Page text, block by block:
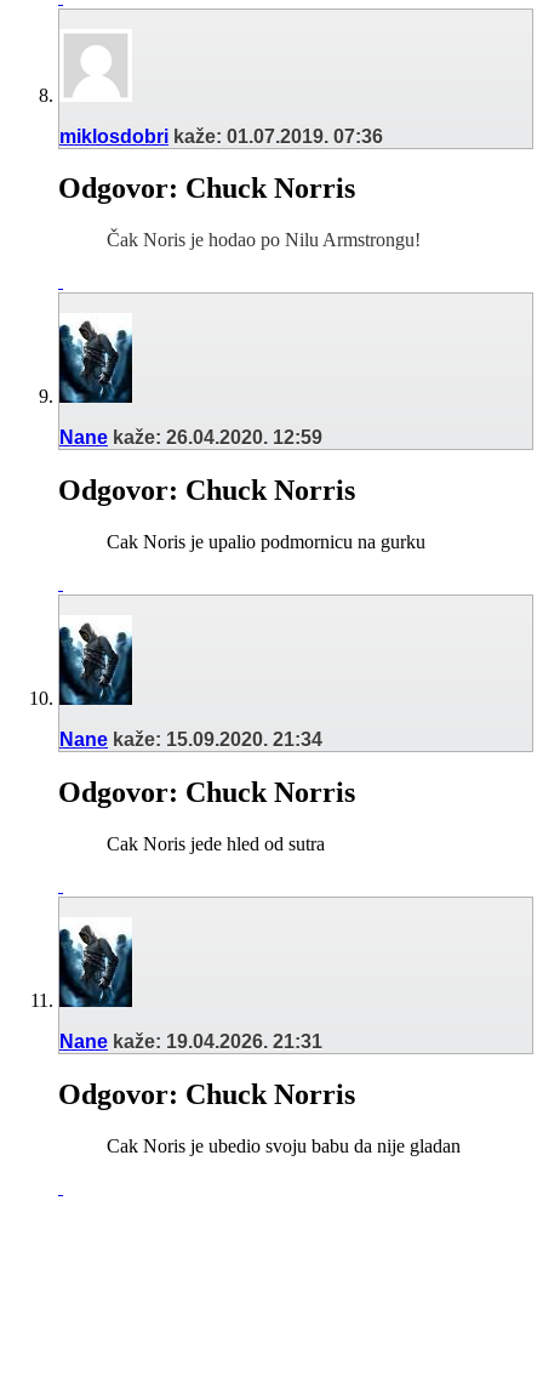
miklosdobri kaže: 01.07.2019. 07:36
Odgovor: Chuck Norris
Čak Noris je hodao po Nilu Armstrongu!
Nane kaže: 26.04.2020. 12:59
Odgovor: Chuck Norris
Cak Noris je upalio podmornicu na gurku
Nane kaže: 15.09.2020. 21:34
Odgovor: Chuck Norris
Cak Noris jede hled od sutra
Nane kaže: 19.04.2026. 21:31
Odgovor: Chuck Norris
Cak Noris je ubedio svoju babu da nije gladan